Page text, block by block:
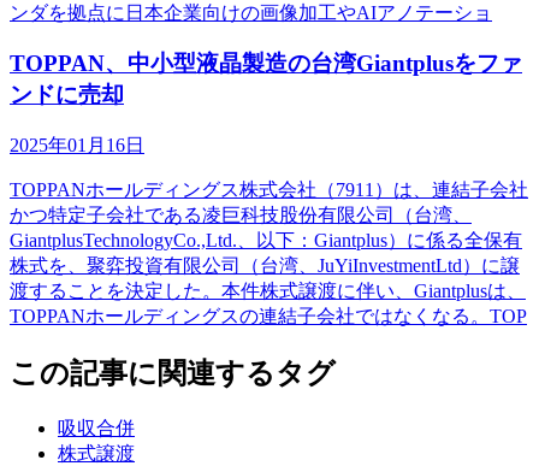
ンダを拠点に日本企業向けの画像加工やAIアノテーショ
TOPPAN、中小型液晶製造の台湾Giantplusをファ
ンドに売却
2025年01月16日
TOPPANホールディングス株式会社（7911）は、連結子会社
かつ特定子会社である凌巨科技股份有限公司（台湾、
GiantplusTechnologyCo.,Ltd.、以下：Giantplus）に係る全保有
株式を、聚弈投資有限公司（台湾、JuYiInvestmentLtd）に譲
渡することを決定した。本件株式譲渡に伴い、Giantplusは、
TOPPANホールディングスの連結子会社ではなくなる。TOP
この記事に関連するタグ
吸収合併
株式譲渡